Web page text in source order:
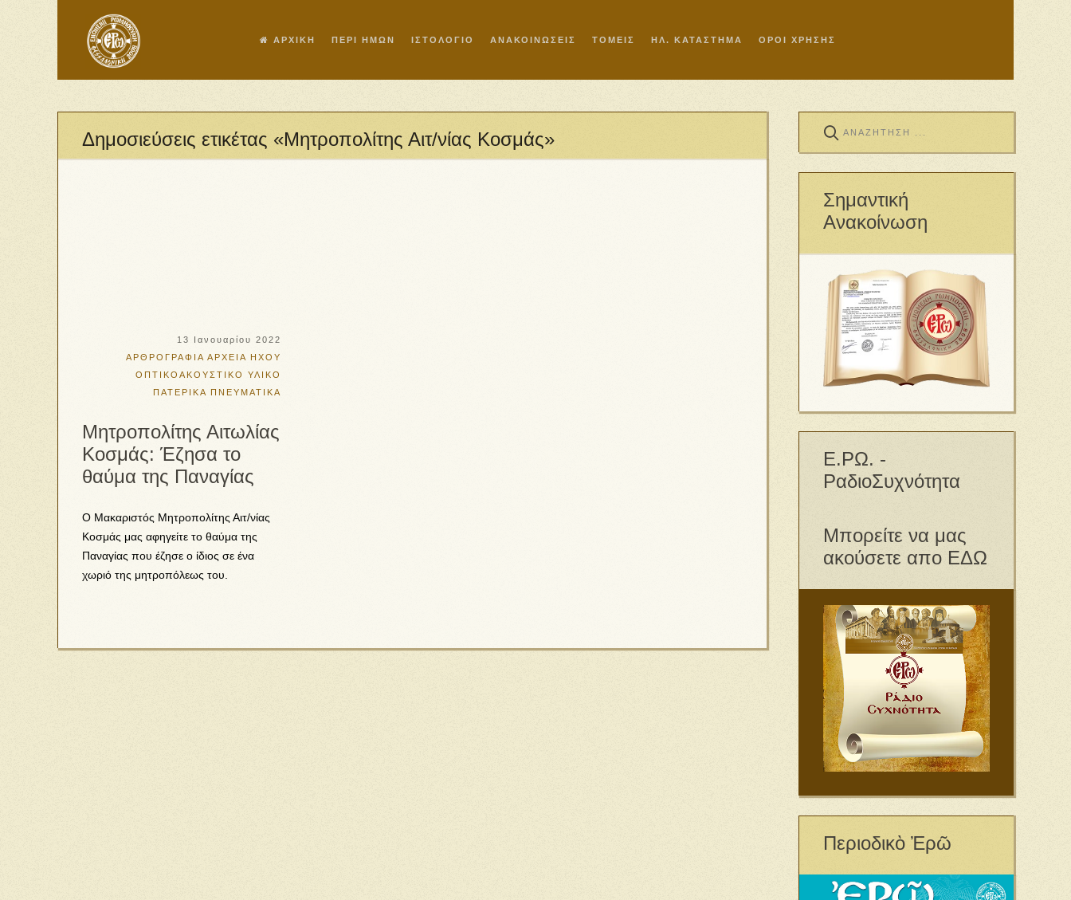
ΑΡΧΙΚΗ ΠΕΡΙ ΗΜΩΝ ΙΣΤΟΛΟΓΙΟ ΑΝΑΚΟΙΝΩΣΕΙΣ ΤΟΜΕΙΣ ΗΛ. ΚΑΤΑΣΤΗΜΑ ΟΡΟΙ ΧΡΗΣΗΣ
Δημοσιεύσεις ετικέτας «Μητροπολίτης Αιτ/νίας Κοσμάς»
13 Ιανουαρίου 2022
ΑΡΘΡΟΓΡΑΦΙΑ ΑΡΧΕΙΑ ΗΧΟΥ
ΟΠΤΙΚΟΑΚΟΥΣΤΙΚΟ ΥΛΙΚΟ
ΠΑΤΕΡΙΚΑ
ΠΝΕΥΜΑΤΙΚΑ
Mητροπολίτης Αιτωλίας
Κοσμάς: Έζησα το
θαύμα της Παναγίας
Ο Μακαριστός Μητροπολίτης Αιτ/νίας
Κοσμάς μας αφηγείτε το θαύμα της
Παναγίας που έζησε ο ίδιος σε ένα
χωριό της μητροπόλεως του.
Σημαντική
Ανακοίνωση
Ε.ΡΩ. -
ΡαδιοΣυχνότητα
Μπορείτε να μας
ακούσετε απο ΕΔΩ
Περιοδικὸ Ἐρῶ